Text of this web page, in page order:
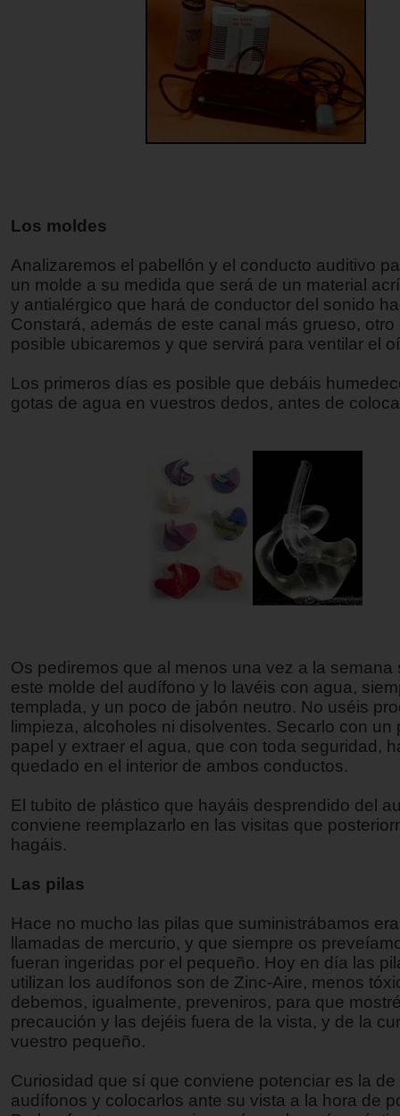
Los moldes
Analizaremos el pabellón y el conducto auditivo
un molde a su medida que será de un material
y antialérgico que hará de conductor del sonido
Constará, además de este canal más grueso, otro
posible ubicaremos y que servirá para ventilar el
Los primeros días es posible que debáis
gotas de agua en vuestros dedos, antes de
Os pediremos que al menos una vez a la semana
este molde del audífono y lo lavéis con agua,
templada, y un poco de jabón neutro. No uséis
limpieza, alcoholes ni disolventes. Secarlo con un
papel y extraer el agua, que con toda seguridad,
quedado en el interior de ambos conductos.
El tubito de plástico que hayáis desprendido del
conviene reemplazarlo en las visitas que
hagáis.
Las pilas
Hace no mucho las pilas que suministrábamos
llamadas de mercurio, y que siempre os
fueran ingeridas por el pequeño. Hoy en día las
utilizan los audífonos son de Zinc-Aire, menos
debemos, igualmente, preveniros, para que
precaución y las dejéis fuera de la vista, y de la
vuestro pequeño.
Curiosidad que sí que conviene potenciar es la de
audífonos y colocarlos ante su vista a la hora de